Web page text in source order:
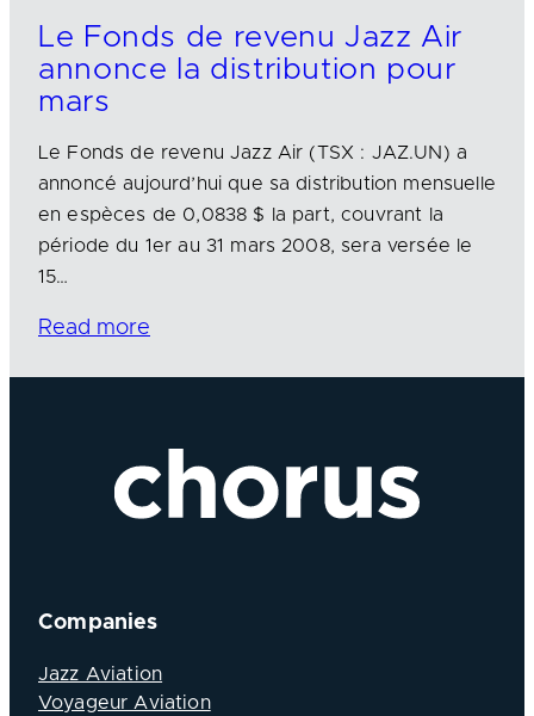
Le Fonds de revenu Jazz Air
annonce la distribution pour
mars
Le Fonds de revenu Jazz Air (TSX : JAZ.UN) a
annoncé aujourd’hui que sa distribution mensuelle
en espèces de 0,0838 $ la part, couvrant la
période du 1er au 31 mars 2008, sera versée le
15…
Read more
Companies
Jazz Aviation
Voyageur Aviation